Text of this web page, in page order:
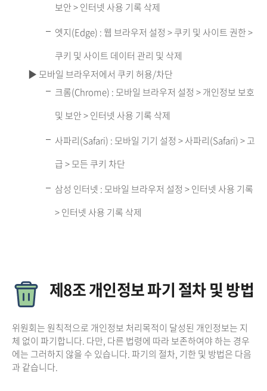
보안 > 인터넷 사용 기록 삭제
엣지(Edge) : 웹 브라우저 설정 > 쿠키 및 사이트 권한 >
쿠키 및 사이트 데이터 관리 및 삭제
▶ 모바일 브라우저에서 쿠키 허용/차단
크롬(Chrome) : 모바일 브라우저 설정 > 개인정보 보호
및 보안 > 인터넷 사용 기록 삭제
사파리(Safari) : 모바일 기기 설정 > 사파리(Safari) > 고
급 > 모든 쿠키 차단
삼성 인터넷 : 모바일 브라우저 설정 > 인터넷 사용 기록
> 인터넷 사용 기록 삭제
제8조 개인정보 파기 절차 및 방법
위원회는 원칙적으로 개인정보 처리목적이 달성된 개인정보는 지
체 없이 파기합니다. 다만, 다른 법령에 따라 보존하여야 하는 경우
에는 그러하지 않을 수 있습니다. 파기의 절차, 기한 및 방법은 다음
과 같습니다.